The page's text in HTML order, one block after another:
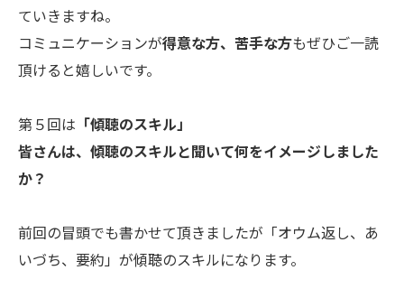
ていきますね。
コミュニケーションが得意な方、苦手な方もぜひご一読
頂けると嬉しいです。
第５回は 「傾聴のスキル」
皆さんは、傾聴のスキルと聞いて何をイメージしました
か？
前回の冒頭でも書かせて頂きましたが「オウム返し、あ
いづち、要約」が傾聴のスキルになります。